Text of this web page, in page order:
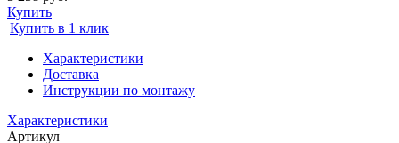
Купить
Купить в 1 клик
Характеристики
Доставка
Инструкции по монтажу
Характеристики
Артикул